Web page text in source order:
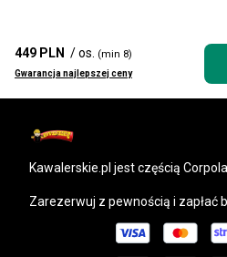
449 PLN / os. (min 8)
Gwarancja najlepszej ceny
kawalerskie.pl jest częścią
Zarezerwuj z pewnością i zapłać